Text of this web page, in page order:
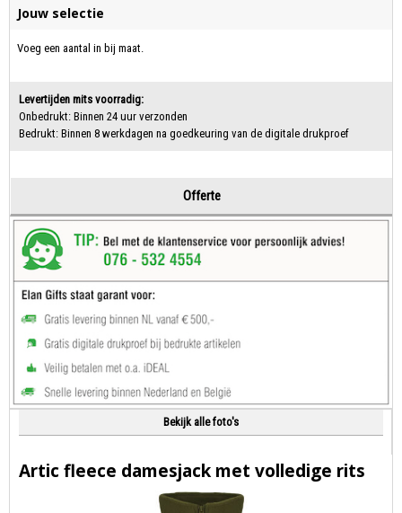
Jouw selectie
Voeg een aantal in bij maat.
Levertijden mits voorradig:
Onbedrukt: Binnen 24 uur verzonden
Bedrukt: Binnen 8 werkdagen na goedkeuring van de digitale drukproef
Offerte
Bekijk alle foto's
Artic fleece damesjack met volledige rits